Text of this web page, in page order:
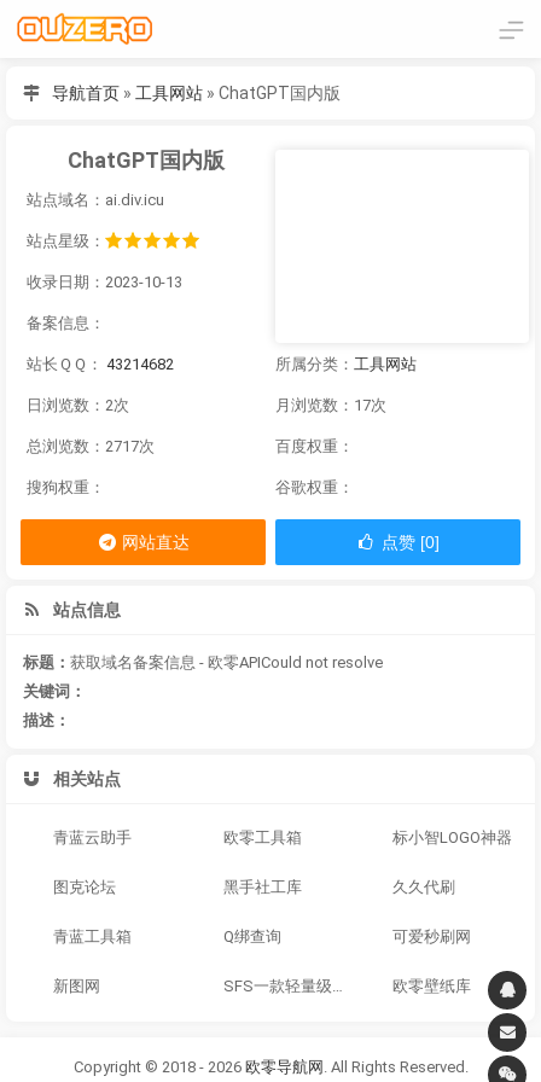
导航首页 » 工具网站 » ChatGPT国内版
ChatGPT国内版
站点域名：ai.div.icu
站点星级：
收录日期：2023-10-13
备案信息：
站长ＱＱ： 43214682 所属分类： 工具网站
日浏览数：2次 月浏览数：17次
总浏览数：2717次 百度权重：
搜狗权重： 谷歌权重：
网站直达 点赞 [0]
站点信息
标题： 获取域名备案信息 - 欧零APICould not resolve
关键词：
描述：
相关站点
青蓝云助手 欧零工具箱 标小智LOGO神器
图克论坛 黑手社工库 久久代刷
青蓝工具箱 Q绑查询 可爱秒刷网
新图网 SFS一款轻量级Linux工具箱 欧零壁纸库
Copyright © 2018 - 2026 欧零导航网 . All Rights Reserved.